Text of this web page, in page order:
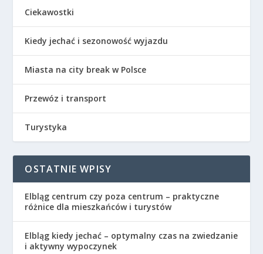
Ciekawostki
Kiedy jechać i sezonowość wyjazdu
Miasta na city break w Polsce
Przewóz i transport
Turystyka
OSTATNIE WPISY
Elbląg centrum czy poza centrum – praktyczne
różnice dla mieszkańców i turystów
Elbląg kiedy jechać – optymalny czas na zwiedzanie
i aktywny wypoczynek